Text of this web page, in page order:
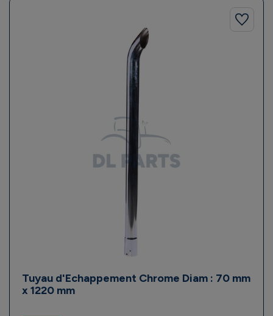
Tuyau d'Echappement Chrome Diam : 70 mm
x 1220 mm